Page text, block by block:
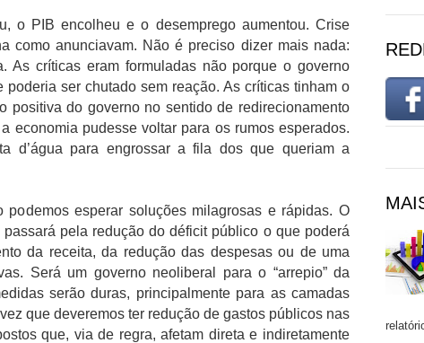
o PIB encolheu e o desemprego aumentou. Crise
como anunciavam. Não é preciso dizer mais nada:
As críticas eram formuladas não porque o governo
poderia ser chutado sem reação. As críticas tinham o
positiva do governo no sentido de redirecionamento
economia pudesse voltar para os rumos esperados.
d’água para engrossar a fila dos que queriam a
podemos esperar soluções milagrosas e rápidas. O
pela redução do déficit público o que poderá
da receita, da redução das despesas ou de uma
Será um governo neoliberal para o “arrepio” da
serão duras, principalmente para as camadas
que deveremos ter redução de gastos públicos nas
que, via de regra, afetam direta e indiretamente